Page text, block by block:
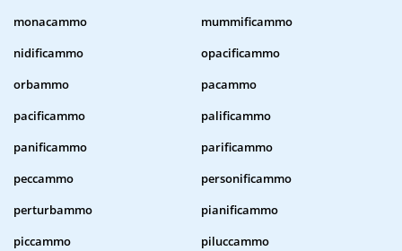
monacammo
mummificammo
nidificammo
opacificammo
orbammo
pacammo
pacificammo
palificammo
panificammo
parificammo
peccammo
personificammo
perturbammo
pianificammo
piccammo
piluccammo